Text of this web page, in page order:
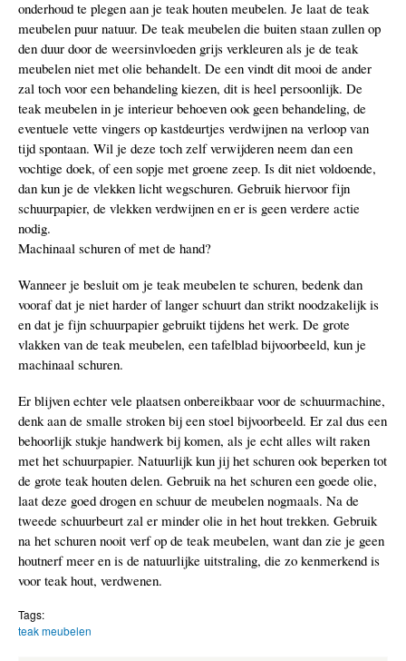
onderhoud te plegen aan je teak houten meubelen. Je laat de teak
meubelen puur natuur. De teak meubelen die buiten staan zullen op
den duur door de weersinvloeden grijs verkleuren als je de teak
meubelen niet met olie behandelt. De een vindt dit mooi de ander
zal toch voor een behandeling kiezen, dit is heel persoonlijk. De
teak meubelen in je interieur behoeven ook geen behandeling, de
eventuele vette vingers op kastdeurtjes verdwijnen na verloop van
tijd spontaan. Wil je deze toch zelf verwijderen neem dan een
vochtige doek, of een sopje met groene zeep. Is dit niet voldoende,
dan kun je de vlekken licht wegschuren. Gebruik hiervoor fijn
schuurpapier, de vlekken verdwijnen en er is geen verdere actie
nodig.
Machinaal schuren of met de hand?
Wanneer je besluit om je teak meubelen te schuren, bedenk dan
vooraf dat je niet harder of langer schuurt dan strikt noodzakelijk is
en dat je fijn schuurpapier gebruikt tijdens het werk. De grote
vlakken van de teak meubelen, een tafelblad bijvoorbeeld, kun je
machinaal schuren.
Er blijven echter vele plaatsen onbereikbaar voor de schuurmachine,
denk aan de smalle stroken bij een stoel bijvoorbeeld. Er zal dus een
behoorlijk stukje handwerk bij komen, als je echt alles wilt raken
met het schuurpapier. Natuurlijk kun jij het schuren ook beperken tot
de grote teak houten delen. Gebruik na het schuren een goede olie,
laat deze goed drogen en schuur de meubelen nogmaals. Na de
tweede schuurbeurt zal er minder olie in het hout trekken. Gebruik
na het schuren nooit verf op de teak meubelen, want dan zie je geen
houtnerf meer en is de natuurlijke uitstraling, die zo kenmerkend is
voor teak hout, verdwenen.
Tags:
teak meubelen